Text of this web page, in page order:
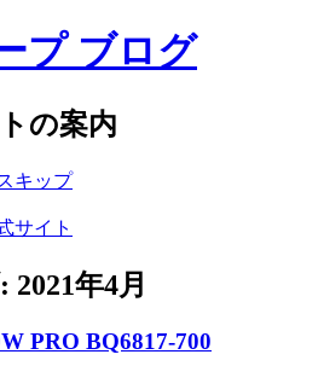
プ ブログ
の案内
キップ
サイト
2021年4月
PRO BQ6817-700